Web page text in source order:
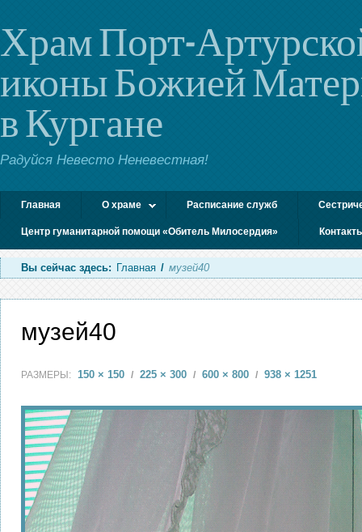
Храм Порт-
иконы Божией
в Кургане
Радуйся Невесто Неневестная!
Главная О храме Расписание служб
Центр гуманитарной помощи «Обитель Милосердия»
Вы сейчас здесь: Главная / музей40
музей40
РАЗМЕРЫ: 150 × 150 / 225 × 300 / 600 × 800 / 938 × 1251